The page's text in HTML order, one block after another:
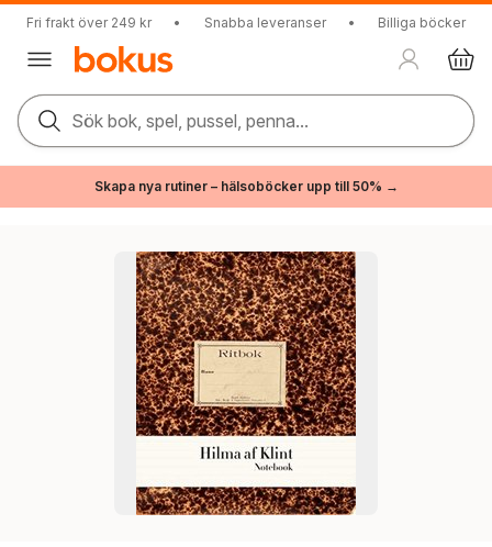
Fri frakt över 249 kr • Snabba leveranser • Billiga böcker
Sök bok, spel, pussel, penna...
Skapa nya rutiner – hälsoböcker upp till 50% →